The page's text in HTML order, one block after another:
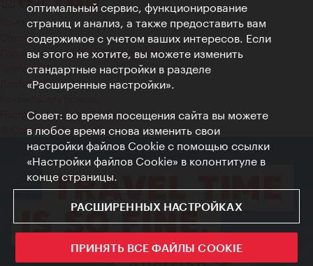
Контакт
Credits
Положение о конфиденциальности
Terms of Use
Доступность
Настройки файлов Cookie
© Copyright WienTourismus
оптимальный сервис, функционирование
страниц и анализ, а также предоставить вам
содержимое с учетом ваших интересов. Если
вы этого не хотите, вы можете изменить
стандартные настройки в разделе
«Расширенные настройки».
Совет: во время посещения сайта вы можете
в любое время снова изменить свои
настройки файлов Cookie с помощью ссылки
«Настройки файлов Cookie» в колонтитуле в
конце страницы.
РАСШИРЕННЫХ НАСТРОЙКАХ
ПРИНЯТЬ ВСЕ ФАЙЛЫ COOKIE